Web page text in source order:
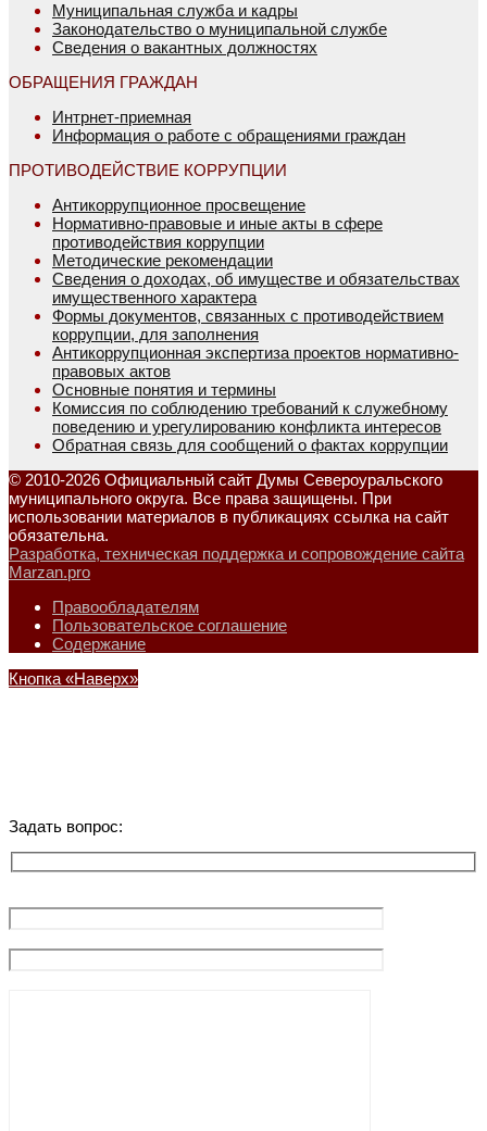
Муниципальная служба и кадры
Законодательство о муниципальной службе
Сведения о вакантных должностях
ОБРАЩЕНИЯ ГРАЖДАН
Интрнет-приемная
Информация о работе с обращениями граждан
ПРОТИВОДЕЙСТВИЕ КОРРУПЦИИ
Антикоррупционное просвещение
Нормативно-правовые и иные акты в сфере
противодействия коррупции
Методические рекомендации
Сведения о доходах, об имуществе и обязательствах
имущественного характера
Формы документов, связанных с противодействием
коррупции, для заполнения
Антикоррупционная экспертиза проектов нормативно-
правовых актов
Основные понятия и термины
Комиссия по соблюдению требований к служебному
поведению и урегулированию конфликта интересов
Обратная связь для сообщений о фактах коррупции
© 2010-2026 Официальный сайт Думы Североуральского
муниципального округа. Все права защищены. При
использовании материалов в публикациях ссылка на сайт
обязательна.
Разработка, техническая поддержка и сопровождение сайта
Marzan.pro
Правообладателям
Пользовательское соглашение
Содержание
Кнопка «Наверх»
Задать вопрос: